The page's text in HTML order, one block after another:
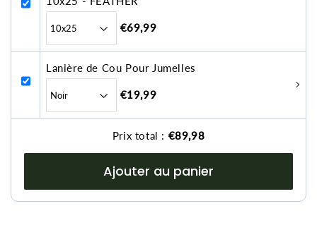
€69,99
Lanière de Cou Pour Jumelles
€19,99
Prix total : €89,98
Ajouter au panier